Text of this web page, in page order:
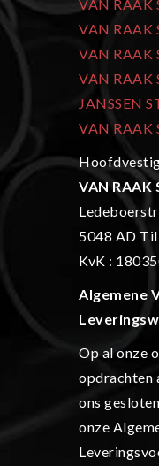
VAN RAAK
VAN RAAK
VAN RAAK
VAN RAAK
JANSSEN
VAN RAAK
VAN RAAK
5048 AD
KvK :
Algemene
L
Op al onze
opdrachten
ons
onze